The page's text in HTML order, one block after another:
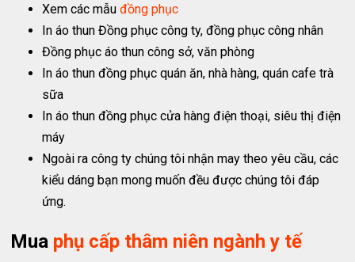
Xem các mẫuđồng phục
In áo thun Đồng phục công ty, đồng phục công nhân
Đồng phục áo thun công sở, văn phòng
In áo thun đồng phục quán ăn, nhà hàng, quán cafe trà
sữa
In áo thun đồng phục cửa hàng điện thoại, siêu thị điện
máy
Ngoài ra công ty chúng tôi nhận may theo yêu cầu, các
kiểu dáng bạn mong muốn đều được chúng tôi đáp
ứng.
Mua phụ cấp thâm niên ngành y tế